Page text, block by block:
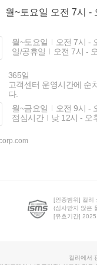
월~토요일 오전 7시 -
월~토요일
오전 7시 -
일/공휴일
오전 7시 -
365일
고객센터 운영시간에 순
다.
월~금요일
오전 9시 -
점심시간
낮 12시 - 오
[인증범위] 컬리
(심사받지 않은
[유효기간]
컬리에서